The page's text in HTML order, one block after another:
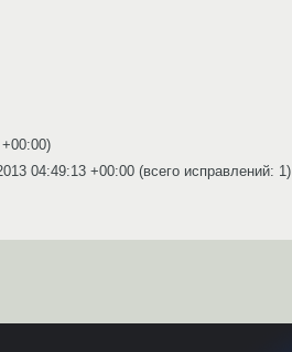
)
04:49:13 +00:00 (всего исправлений: 1)